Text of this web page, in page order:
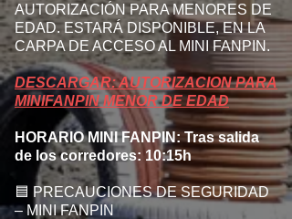
AUTORIZACIÓN PARA MENORES DE
EDAD. ESTARÁ DISPONIBLE, EN LA
CARPA DE ACCESO AL MINI FANPIN.
DESCARGAR: AUTORIZACION PARA
MINIFANPIN MENOR DE EDAD
HORARIO MINI FANPIN: Tras salida
de los corredores: 10:15h
🟦 PRECAUCIONES DE SEGURIDAD
– MINI FANPIN